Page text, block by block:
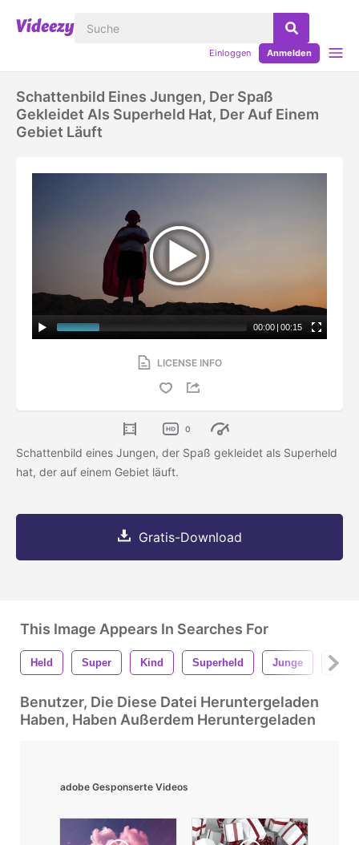
Einloggen Anmelden
Schattenbild Eines Jungen, Der Spaß
Gekleidet Als Superheld Hat, Der Auf Einem
Gebiet Läuft
00:00 | 00:15
LICENSE INFO
0
Schattenbild eines Jungen, der Spaß gekleidet als Superheld
hat, der auf einem Gebiet läuft.
Gratis-Download
This Image Appears In Searches For
Held Super Kind Superheld Junge
Benutzer, Die Diese Datei Heruntergeladen
Haben, Haben Außerdem Heruntergeladen
adobe Gesponserte Videos